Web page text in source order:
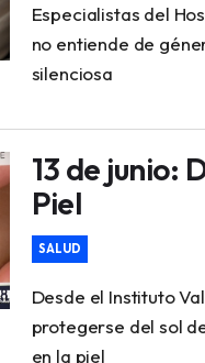
Especialistas del
no entiende de
silenciosa
13 de junio:
Piel
SALUD
Desde el Instituto
protegerse del sol
en la piel